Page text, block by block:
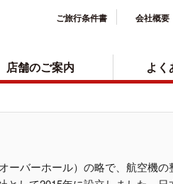
店舗のご案内 よく
ご旅行条件書 会社概要
ーバーホール）の略で、航空機の